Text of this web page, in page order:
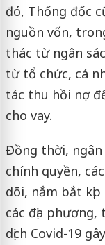
đó, Thống đốc
nguồn vốn,
thác từ ngân
từ tổ chức, cá
tác thu hồi nợ
cho vay.
Đồng thời,
chính quyền,
dõi, nắm bắt
các địa
dịch Covid-19